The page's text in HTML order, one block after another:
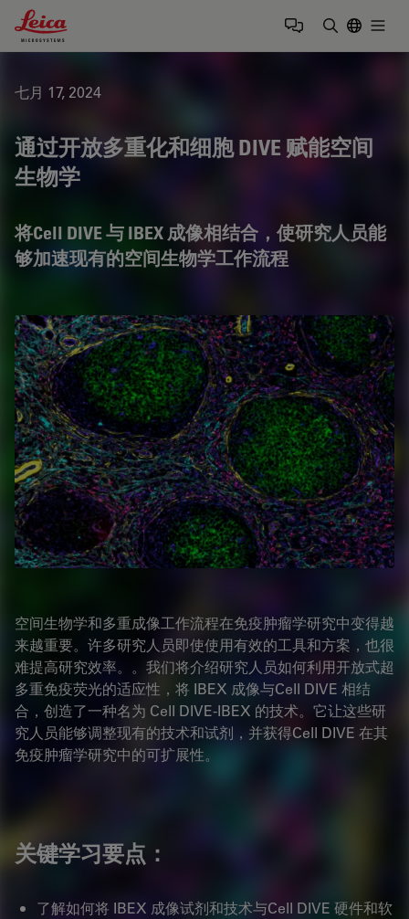
Leica Microsystems Logo
七月 17, 2024
通过开放多重化和细胞 DIVE 赋能空间
生物学
将Cell DIVE 与 IBEX 成像相结合，使研究人员能
够加速现有的空间生物学工作流程
空间生物学和多重成像工作流程在免疫肿瘤学研究中变得越
来越重要。许多研究人员即使使用有效的工具和方案，也很
难提高研究效率。。我们将介绍研究人员如何利用开放式超
多重免疫荧光的适应性，将 IBEX 成像与Cell DIVE 相结
合，创造了一种名为 Cell DIVE-IBEX 的技术。它让这些研
究人员能够调整现有的技术和试剂，并获得Cell DIVE 在其
免疫肿瘤学研究中的可扩展性。
关键学习要点：
了解如何将 IBEX 成像试剂和技术与Cell DIVE 硬件和软